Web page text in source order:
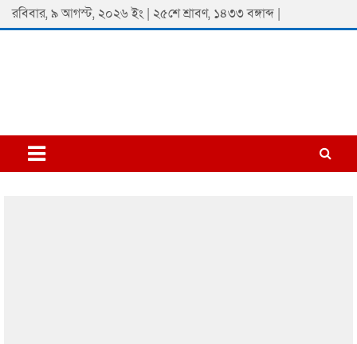
Skip
to
রবিবার, ৯ আগস্ট, ২০২৬ ইং | ২৫শে শ্রাবণ, ১৪৩৩ বঙ্গাব্দ |
Padmaprobaha
Online Newspaper Portal